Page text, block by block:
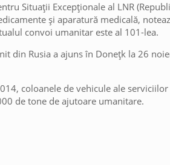
Situații Excepționale al LNR
și aparatură medicală,
convoi umanitar este al 101-lea.
din Rusia a ajuns în Donețk la 26
coloanele de vehicule ale
de tone de ajutoare umanitare.